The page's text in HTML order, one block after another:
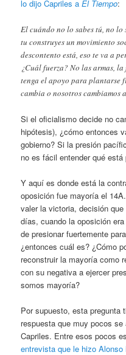
lo dijo Capriles aEl Tiempo:
El cuándo no lo sabes tú, no lo
tu construyes un movimiento
descontento está, eso te va a
¿Cuál fuerza? No las armas,
tenga el apoyo para plantarse
cambia o nosotros cambiamos
Si el oficialismo decide no
hipótesis), ¿cómo entonces
gobierno? Si la presión
no es fácil entender qué está
Y aquí es donde está la
oposición fue mayoría el
valer la victoria, decisión
días, cuando la oposición
de presionar fuertemente
¿entonces cuál es? ¿Cómo
reconstruir la mayoría como
con su negativa a ejercer
somos mayoría?
Por supuesto, esta pregunta
respuesta que muy pocos
Capriles. Entre esos pocos
entrevista que le hizo Alonso